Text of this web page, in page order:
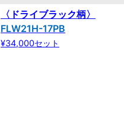
〈ドライブラック柄〉
FLW21H-17PB
¥34,000セット